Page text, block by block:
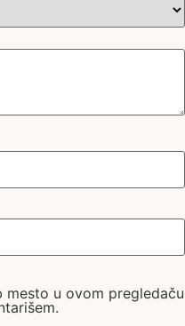
mesto u ovom pregledaču